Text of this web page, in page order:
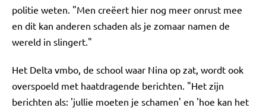
politie weten. "Men creëert hier nog meer onrust mee
en dit kan anderen schaden als je zomaar namen de
wereld in slingert."
Het Delta vmbo, de school waar Nina op zat, wordt ook
overspoeld met haatdragende berichten. "Het zijn
berichten als: 'jullie moeten je schamen' en 'hoe kan het